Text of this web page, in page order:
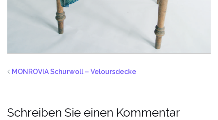
MONROVIA Schurwoll – Veloursdecke
Schreiben Sie einen Kommentar